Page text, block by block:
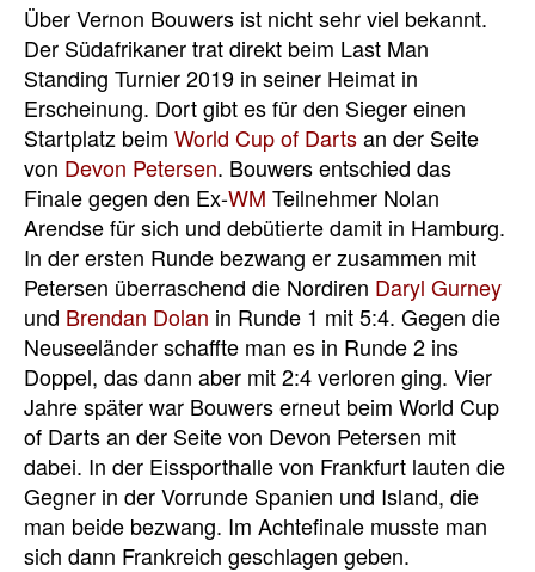
Über Vernon Bouwers ist nicht sehr viel bekannt.
Der Südafrikaner trat direkt beim Last Man
Standing Turnier 2019 in seiner Heimat in
Erscheinung. Dort gibt es für den Sieger einen
Startplatz beim World Cup of Dartsan der Seite
von Devon Petersen. Bouwers entschied das
Finale gegen den Ex-WM Teilnehmer Nolan
Arendse für sich und debütierte damit in Hamburg.
In der ersten Runde bezwang er zusammen mit
Petersen überraschend die Nordiren Daryl Gurney
und Brendan Dolan in Runde 1 mit 5:4. Gegen die
Neuseeländer schaffte man es in Runde 2 ins
Doppel, das dann aber mit 2:4 verloren ging. Vier
Jahre später war Bouwers erneut beim World Cup
of Darts an der Seite von Devon Petersen mit
dabei. In der Eissporthalle von Frankfurt lauten die
Gegner in der Vorrunde Spanien und Island, die
man beide bezwang. Im Achtefinale musste man
sich dann Frankreich geschlagen geben.